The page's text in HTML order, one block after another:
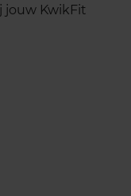
jouw KwikFit